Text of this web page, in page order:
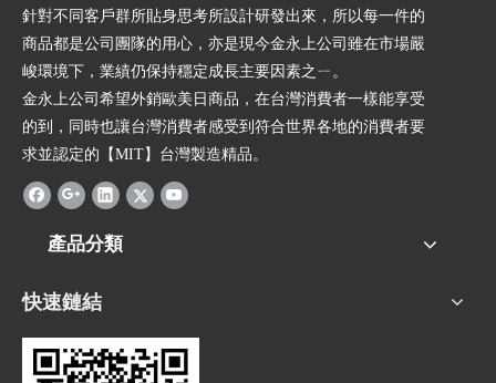
針對不同客戶群所貼身思考所設計研發出來，所以每一件的
商品都是公司團隊的用心，亦是現今金永上公司雖在市場嚴
峻環境下，業績仍保持穩定成長主要因素之ㄧ。
金永上公司希望外銷歐美日商品，在台灣消費者一樣能享受
的到，同時也讓台灣消費者感受到符合世界各地的消費者要
求並認定的【MIT】台灣製造精品。
產品分類
快速鏈結